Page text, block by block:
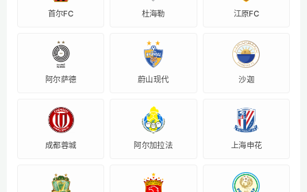
首尔FC 杜海勒 江原FC
阿尔萨德 蔚山现代 沙迦
成都蓉城 阿尔加拉法 上海申花